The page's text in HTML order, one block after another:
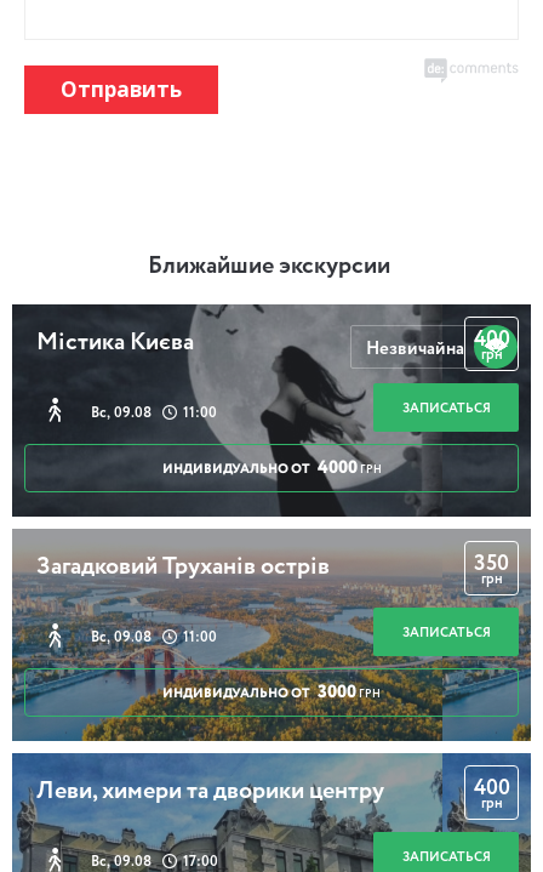
Отправить
Ближайшие экскурсии
Містика Києва
Вс, 09.08 11:00
400
грн
ЗАПИСАТЬСЯ
ИНДИВИДУАЛЬНО ОТ 4000 ГРН
Незвичайна
Загадковий Труханів острів
Вс, 09.08 11:00
350
грн
ЗАПИСАТЬСЯ
ИНДИВИДУАЛЬНО ОТ 3000 ГРН
Леви, химери та дворики центру
Вс, 09.08 17:00
400
грн
ЗАПИСАТЬСЯ